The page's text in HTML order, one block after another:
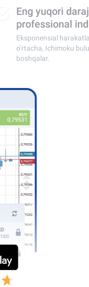
yuqori darajadagi
indikatorlar
harakatlanuvchi
Ichimoku buluti va